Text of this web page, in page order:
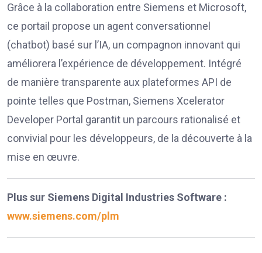
Grâce à la collaboration entre Siemens et Microsoft,
ce portail propose un agent conversationnel
(chatbot) basé sur l’IA, un compagnon innovant qui
améliorera l’expérience de développement. Intégré
de manière transparente aux plateformes API de
pointe telles que Postman, Siemens Xcelerator
Developer Portal garantit un parcours rationalisé et
convivial pour les développeurs, de la découverte à la
mise en œuvre.
Plus sur Siemens Digital Industries Software :
www.siemens.com/plm